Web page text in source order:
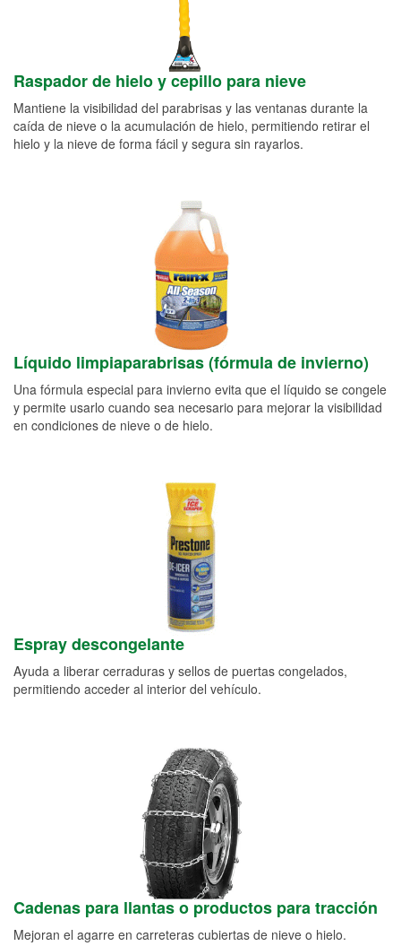
Raspador de hielo y cepillo para nieve
Mantiene la visibilidad del parabrisas y las ventanas durante la
caída de nieve o la acumulación de hielo, permitiendo retirar el
hielo y la nieve de forma fácil y segura sin rayarlos.
Líquido limpiaparabrisas (fórmula de invierno)
Una fórmula especial para invierno evita que el líquido se congele
y permite usarlo cuando sea necesario para mejorar la visibilidad
en condiciones de nieve o de hielo.
Espray descongelante
Ayuda a liberar cerraduras y sellos de puertas congelados,
permitiendo acceder al interior del vehículo.
Cadenas para llantas o productos para tracción
Mejoran el agarre en carreteras cubiertas de nieve o hielo.